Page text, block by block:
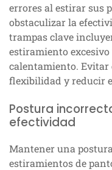
errores al estirar sus
obstaculizar la
trampas clave
estiramiento
calentamiento. Evitar
flexibilidad y reducir
Postura
efectividad
Mantener una
estiramientos de